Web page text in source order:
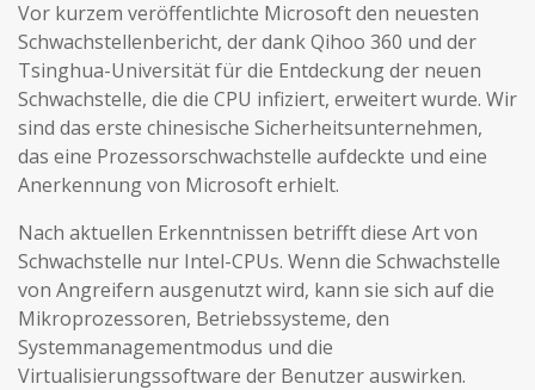
Vor kurzem veröffentlichte Microsoft den neuesten
Schwachstellenbericht, der dank Qihoo 360 und der
Tsinghua-Universität für die Entdeckung der neuen
Schwachstelle, die die CPU infiziert, erweitert wurde. Wir
sind das erste chinesische Sicherheitsunternehmen,
das eine Prozessorschwachstelle aufdeckte und eine
Anerkennung von Microsoft erhielt.
Nach aktuellen Erkenntnissen betrifft diese Art von
Schwachstelle nur Intel-CPUs. Wenn die Schwachstelle
von Angreifern ausgenutzt wird, kann sie sich auf die
Mikroprozessoren, Betriebssysteme, den
Systemmanagementmodus und die
Virtualisierungssoftware der Benutzer auswirken.